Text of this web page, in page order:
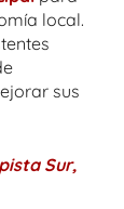
local.
sus
Sur,